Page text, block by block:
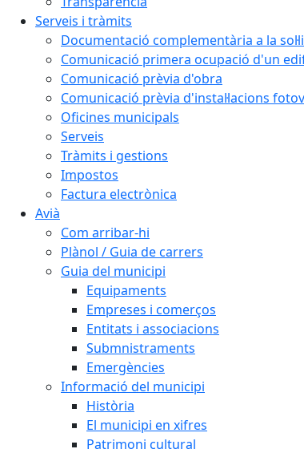
Serveis i tràmits
Documentació complementària a la
Comunicació primera ocupació d'un
Comunicació prèvia d'obra
Comunicació prèvia d'instal·lacions
Oficines municipals
Serveis
Tràmits i gestions
Impostos
Factura electrònica
Avià
Com arribar-hi
Plànol / Guia de carrers
Guia del municipi
Equipaments
Empreses i comerços
Entitats i associacions
Submnistraments
Emergències
Informació del municipi
Història
El municipi en xifres
Patrimoni cultural